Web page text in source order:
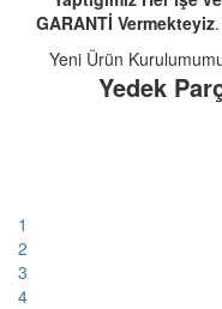
GARANTİ Vermekteyiz.
Yeni Ürün
Yedek
1
2
3
4